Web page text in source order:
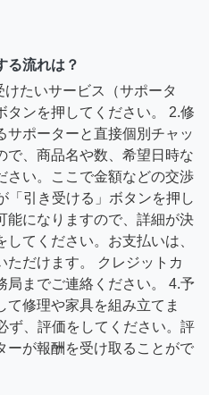
る流れは？
たいサービス（サポータ
タンを押してください。 2.修
サポーターと直接個別チャッ
で、商品名や数、希望日時な
さい。ここで金額などの交渉
「引き受ける」ボタンを押し
能になりますので、詳細が決
てください。お支払いは、
ただけます。 クレジットカ
局までご連絡ください。 4.予
て修理や家具を組み立てま
ず、評価をしてください。評
ーが報酬を受け取ることがで